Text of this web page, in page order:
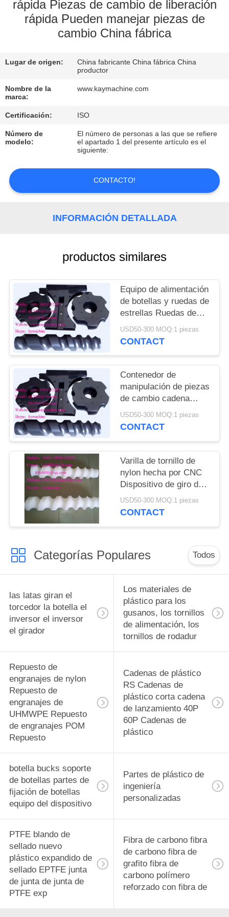
CONTROL
CONTACTO
NOTICIAS
UNA
COTIZACIÓN
PRIVACY
POLICY
rápida Piezas de cambio de liberación
rápida Pueden manejar piezas de
cambio China fábrica
Lugar de origen:
China fabricante China fábrica China
productor
Nombre de la
marca:
www.kaymachine.com
Certificación: ISO
Número de
modelo:
El número de personas a las que se refiere
el apartado 1 del presente artículo es el
siguiente:
CONTACTO!
INFORMACIÓN DETALLADA
productos similares
Equipo de alimentación
de botellas y ruedas de
estrellas Ruedas de
estrellas de plástico y
engranajes de plástico
USD50-300 MOQ:1 piezas
CONTACT
Contenedor de
manipulación de piezas
de cambio cadena
transportadora para
cerveza línea de
alimentación China
fabricante
USD50-300 MOQ:1 piezas
CONTACT
Varilla de tornillo de
nylon hecha por CNC
Dispositivo de giro de
tapa de botella Guía
CAM China fábrica
USD50-300 MOQ:1 piezas
CONTACT
Categorías Populares Todos
las latas giran el
torcedor la botella el
inversor el inversor
el girador
Los materiales de
plástico para los
gusanos, los tornillos
de alimentación, los
tornillos de rodadur
Repuesto de
engranajes de nylon
Repuesto de
engranajes de
UHMWPE Repuesto
de engranajes POM
Repuesto
Cadenas de plástico
RS Cadenas de
plástico corta cadena
de lanzamiento 40P
60P Cadenas de
plástico
botella bucks soporte
de botellas partes de
fijación de botellas
equipo del dispositivo
Partes de plástico de
ingeniería
personalizadas
PTFE blando de
sellado nuevo
plástico expandido de
sellado EPTFE junta
de junta de junta de
PTFE exp
Fibra de carbono fibra
de carbono fibra de
grafito fibra de
carbono polímero
reforzado con fibra de